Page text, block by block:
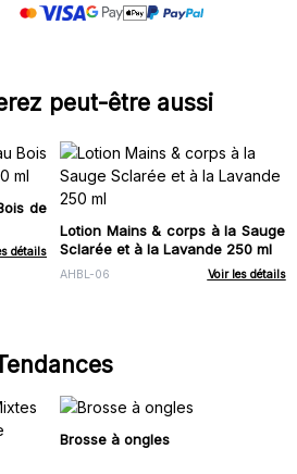
peut-être aussi
de
détails
Lotion Mains & corps à la Sauge
Sclarée et à la Lavande 250 ml
AHBL-06 Voir les détails
Brosse à ongles